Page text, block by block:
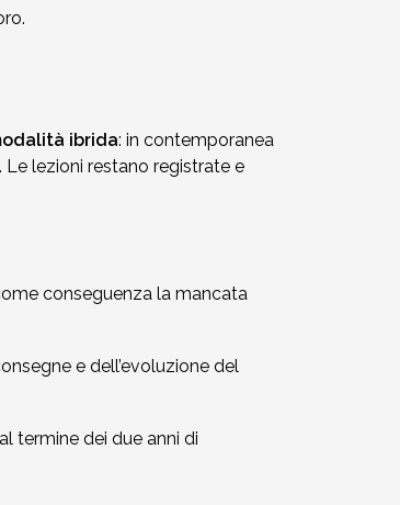
ibrida: in contemporanea
lezioni restano registrate e
conseguenza la mancata
e dell’evoluzione del
termine dei due anni di